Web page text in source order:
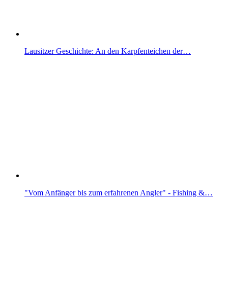
Lausitzer Geschichte: An den Karpfenteichen der…
"Vom Anfänger bis zum erfahrenen Angler" - Fishing &…